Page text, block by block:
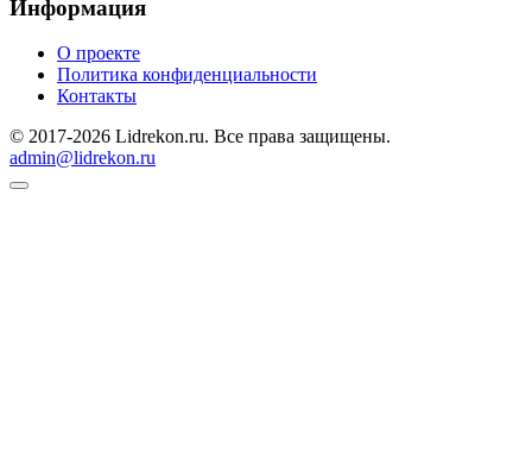
Информация
О проекте
Политика конфиденциальности
Контакты
© 2017-2026 Lidrekon.ru. Все права защищены.
admin@lidrekon.ru